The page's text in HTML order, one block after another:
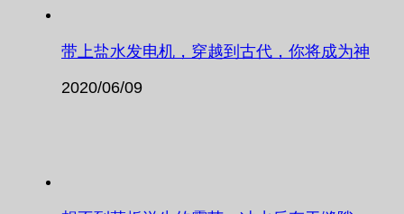
带上盐水发电机，穿越到古代，你将成为神
2020/06/09